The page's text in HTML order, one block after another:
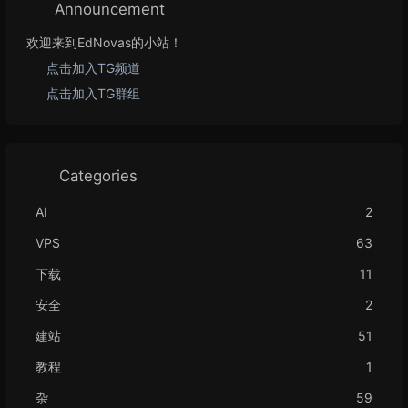
Announcement
欢迎来到EdNovas的小站！
点击加入TG频道
点击加入TG群组
Categories
AI
2
VPS
63
下载
11
安全
2
建站
51
教程
1
杂
59